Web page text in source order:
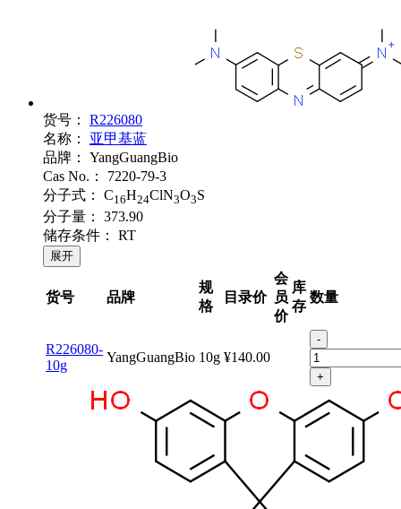
货号：
R226080
名称：
亚甲基蓝
品牌：
YangGuangBio
Cas No.：
7220-79-3
分子式：
C16H24ClN3O3S
分子量：
373.90
储存条件：
RT
展开
货号 品牌
规
格
目录价
会
员
价
库
存
数量
R226080-
10g
YangGuangBio 10g ¥140.00
-
+